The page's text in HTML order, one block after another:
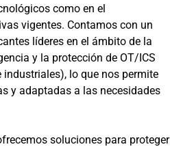
como en el
vigentes. Contamos con un
líderes en el ámbito de la
y la protección de OT/ICS
lo que nos permite
y adaptadas a las necesidades
soluciones para proteger